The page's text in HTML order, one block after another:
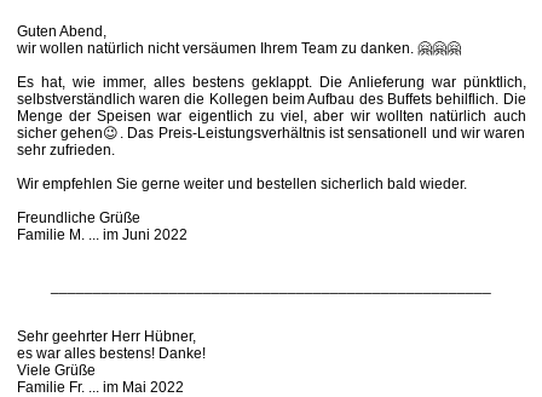
Guten Abend,
wir wollen natürlich nicht versäumen Ihrem Team zu danken. 🤗🤗🤗
Es hat, wie immer, alles bestens geklappt. Die Anlieferung war pünktlich,
selbstverständlich waren die Kollegen beim Aufbau des Buffets behilflich. Die
Menge der Speisen war eigentlich zu viel, aber wir wollten natürlich auch
sicher gehen😉. Das Preis-Leistungsverhältnis ist sensationell und wir waren
sehr zufrieden.
Wir empfehlen Sie gerne weiter und bestellen sicherlich bald wieder.
Freundliche Grüße
Familie M. ... im Juni 2022
Sehr geehrter Herr Hübner,
es war alles bestens! Danke!
Viele Grüße
Familie Fr. ... im Mai 2022